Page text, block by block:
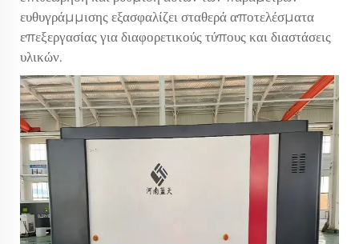
ευθυγράμμισης εξασφαλίζει σταθερά αποτελέσματα
επεξεργασίας για διαφορετικούς τύπους και διαστάσεις
υλικών.